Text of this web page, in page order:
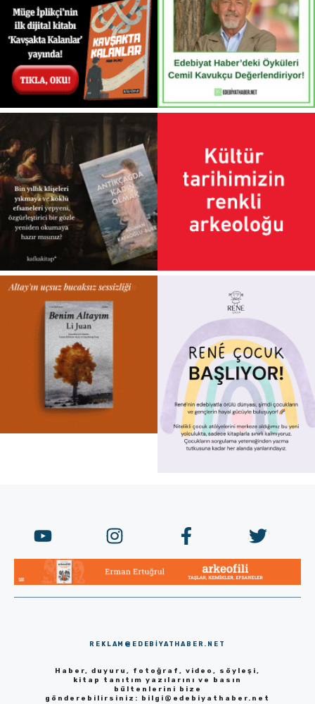
REKLAM@EDEBIYATHABER.NET
Haber, duyuru, fotoğraf, video, söyleşi,
kitap tanıtım yazılarını ve basın
bültenlerini bize
gönderebilirsiniz: bilgi@edebiyathaber.net